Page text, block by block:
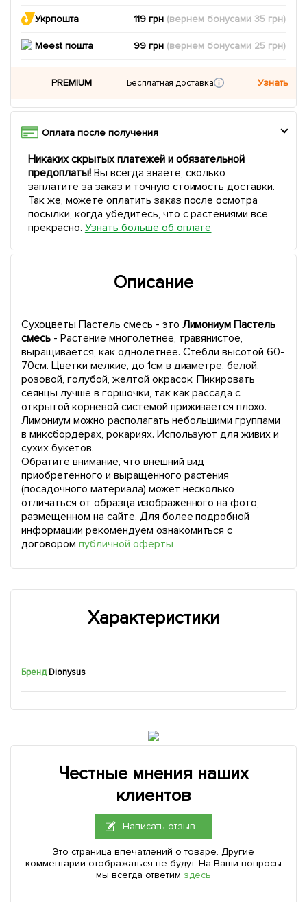
Укрпошта 119 грн (вернем бонусами35 грн)
Meest пошта 99 грн (вернем бонусами 25 грн)
PREMIUM Бесплатная доставка Узнать
Оплата после получения
Никаких скрытых платежей и обязательной
предоплаты!Вы всегда знаете, сколько
заплатите за заказ и точную стоимость доставки.
Так же, можете оплатить заказ после осмотра
посылки, когда убедитесь, что с растениями все
прекрасно. Узнать больше об оплате
Описание
Сухоцветы Пастель смесь - это Лимониум Пастель
смесь- Растение многолетнее, травянистое,
выращивается, как однолетнее. Стебли высотой 60-
70см. Цветки мелкие, до 1см в диаметре, белой,
розовой, голубой, желтой окрасок. Пикировать
сеянцы лучше в горшочки, так как рассада с
открытой корневой системой приживается плохо.
Лимониум можно располагать небольшими группами
в миксбордерах, рокариях. Используют для живих и
сухих букетов.
Обратите внимание, что внешний вид
приобретенного и выращенного растения
(посадочного материала) может несколько
отличаться от образца изображенного на фото,
размещенном на сайте. Для более подробной
информации рекомендуем ознакомиться с
договором публичной оферты
Характеристики
Бренд Dionysus
Честные мнения наших
клиентов
Написать отзыв
Это страница впечатлений о товаре. Другие
комментарии отображаться не будут. На Ваши вопросы
мы всегда ответим здесь